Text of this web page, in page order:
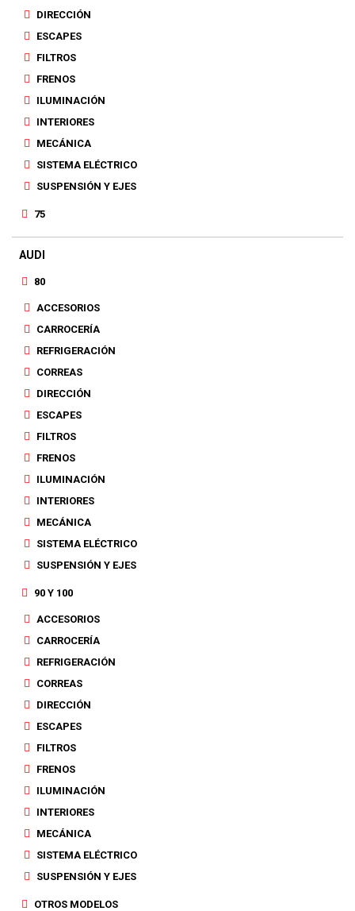
DIRECCIÓN
ESCAPES
FILTROS
FRENOS
ILUMINACIÓN
INTERIORES
MECÁNICA
SISTEMA ELÉCTRICO
SUSPENSIÓN Y EJES
75
AUDI
80
ACCESORIOS
CARROCERÍA
REFRIGERACIÓN
CORREAS
DIRECCIÓN
ESCAPES
FILTROS
FRENOS
ILUMINACIÓN
INTERIORES
MECÁNICA
SISTEMA ELÉCTRICO
SUSPENSIÓN Y EJES
90 Y 100
ACCESORIOS
CARROCERÍA
REFRIGERACIÓN
CORREAS
DIRECCIÓN
ESCAPES
FILTROS
FRENOS
ILUMINACIÓN
INTERIORES
MECÁNICA
SISTEMA ELÉCTRICO
SUSPENSIÓN Y EJES
OTROS MODELOS